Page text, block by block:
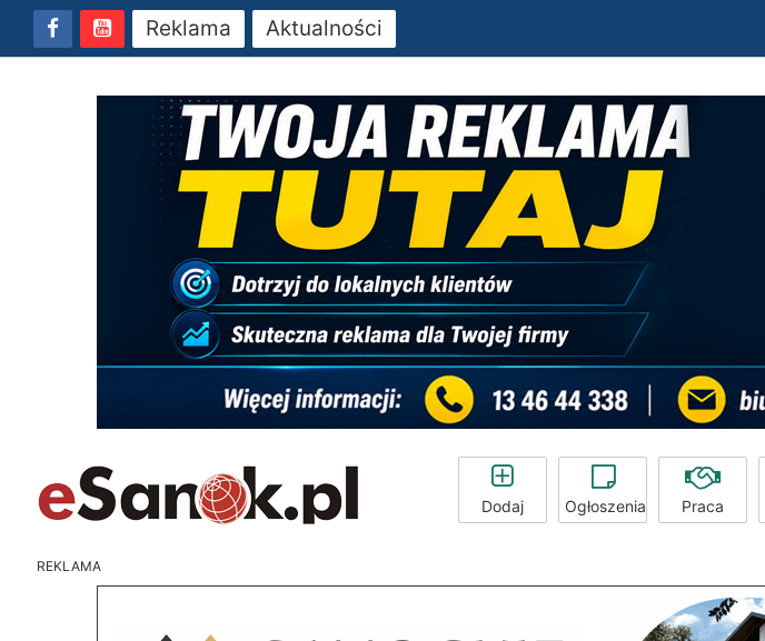
Reklama Aktualności
Dodaj Ogłoszenia Praca
REKLAMA